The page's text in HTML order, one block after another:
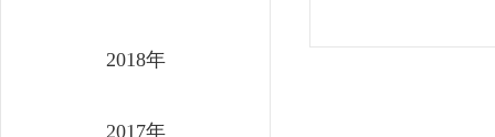
2018年
2017年